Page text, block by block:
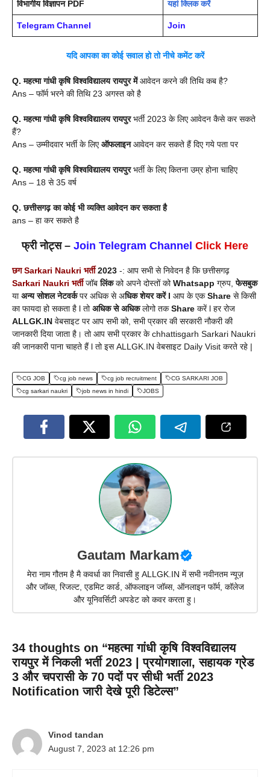
विभागीय विज्ञापन PDF यहां क्लिक करें
Telegram Channel Join
यदि आपका का कोई सवाल हो तो नीचे कमेंट करें
Q.महत्मा गांधी कृषि विश्वविद्यालय रायपुर मेंआवेदन करने की तिथि कब है?
Ans – फॉर्म भरने की तिथि 23 अगस्त को है
Q.महत्मा गांधी कृषि विश्वविद्यालय रायपुरभर्ती 2023 के लिए आवेदन कैसे कर सकते
हैं?
Ans – उम्मीदवार भर्ती के लिएऑफलाइनआवेदन कर सकते हैं दिए गये पता पर
Q.महत्मा गांधी कृषि विश्वविद्यालय रायपुरभर्ती के लिए कितना उम्र होना चाहिए
Ans – 18 से 35 वर्ष
Q.छत्तीसगढ़का कोई भी व्यक्ति आवेदन कर सकता है
ans – हा कर सकते है
फ्री नोट्स – Join Telegram Channel Click Here
छग Sarkari Naukri भर्ती 2023 -: आप सभी से निवेदन है कि छत्तीसगढ़
Sarkari Naukri भर्तीजॉबलिंकको अपने दोस्तों कोWhatsapp ग्रुप,फेसबुक
याअन्य सोशल नेटवर्कपर अधिक से अधिक शेयर करें l आप के एकShare से किसी
का फायदा हो सकता है l तोअधिक से अधिकलोगो तकShare करें l हर रोज
ALLGK.IN वेबसाइट पर आप सभी को, सभी प्रकार की सरकारी नौकरी की
जानकारी दिया जाता है। तो आप सभी प्रकार के chhattisgarh Sarkari Naukri
की जानकारी पाना चाहते हैं l तो इस ALLGK.IN वेबसाइट Daily Visit करते रहे |
CG JOB cg job news cg job recruitment
CG SARKARI JOB
cg sarkari naukri
job news in hindi JOBS
Gautam Markam
मेरा नाम गौतम है मै कवर्धा का निवासी हु ALLGK.IN में सभी नवीनतम न्यूज़
और जॉब्स, रिजल्ट, एडमिट कार्ड, ऑफलाइन जॉब्स, ऑनलाइन फॉर्म, कॉलेज
और यूनिवर्सिटी अपडेट को कवर करता हु।
34 thoughts on “महत्मा गांधी कृषि विश्वविद्यालय
रायपुर में निकली भर्ती 2023 | प्रयोगशाला, सहायक ग्रेड
3 और चपरासी के 70 पदों पर सीधी भर्ती 2023
Notification जारी देखे पूरी डिटेल्स”
Vinod tandan
August 7, 2023 at 12:26 pm